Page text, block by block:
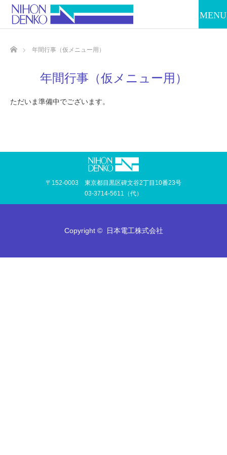
年間行事（仮メニュー用）
年間行事（仮メニュー用）
ただいま準備中でございます。
〒152-0003 東京都目黒区碑文谷2丁目10番23号
03-3714-5611（代）
Copyright © 日本電工株式会社